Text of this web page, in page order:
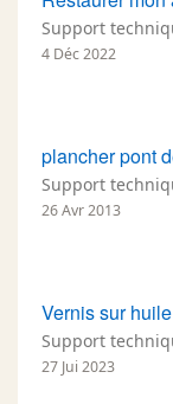
Support
4 Déc 2022
plancher pont
Support
26 Avr 2013
Vernis sur
Support
27 Jui 2023